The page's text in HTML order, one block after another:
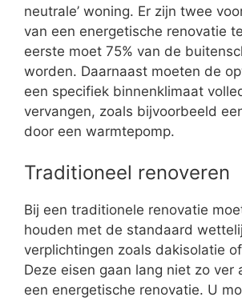
neutrale’ woning. Er zijn twee
van een energetische renovatie
eerste moet 75% van de
worden. Daarnaast moeten de
een specifiek binnenklimaat
vervangen, zoals bijvoorbeeld
door een warmtepomp.
Traditioneel renoveren
Bij een traditionele renovatie
houden met de standaard
verplichtingen zoals dakisolatie
Deze eisen gaan lang niet zo ver
een energetische renovatie. U